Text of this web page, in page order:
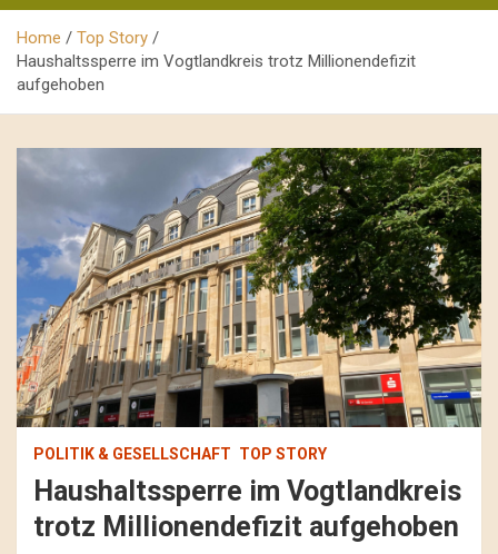
Home
Top Story
Haushaltssperre im Vogtlandkreis trotz Millionendefizit
aufgehoben
POLITIK & GESELLSCHAFT TOP STORY
Haushaltssperre im Vogtlandkreis
trotz Millionendefizit aufgehoben